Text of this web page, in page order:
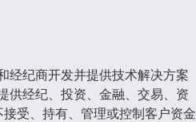
经纪商开发并提供技术解决方案
供经纪、投资、金融、交易、资
受、持有、管理或控制客户资金